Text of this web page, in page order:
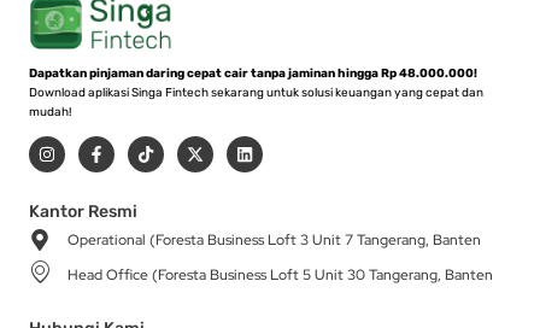
Dapatkan pinjaman daring cepat cair tanpa jaminan hingga Rp 48.000.000!
Download aplikasi Singa Fintech sekarang untuk solusi keuangan yang cepat dan
mudah!
I
n
s
a
g
r
a
m
F
a
c
b
o
-
T
i
k
X
-
t
t
r
L
i
n
i
Kantor Resmi
Operational (Foresta Business Loft 3 Unit 7 Tangerang, Banten
Head Office (Foresta Business Loft 5 Unit 30 Tangerang, Banten